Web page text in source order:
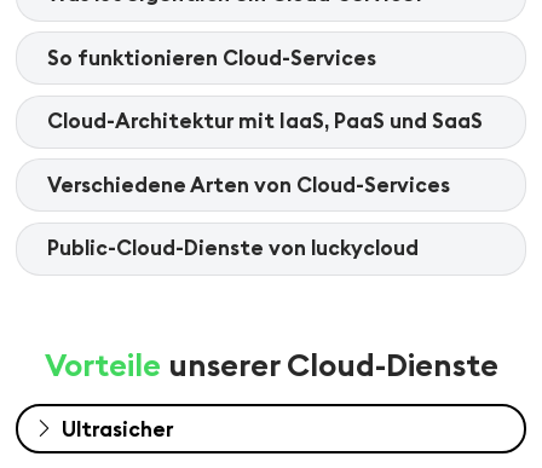
So funktionieren Cloud-Services
Cloud-Architektur mit IaaS, PaaS und SaaS
Verschiedene Arten von Cloud-Services
Public-Cloud-Dienste von luckycloud
Vorteile unserer Cloud-Dienste
Ultrasicher